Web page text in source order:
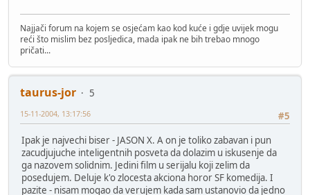
Najjači forum na kojem se osjećam kao kod kuće i gdje uvijek mogu
reći što mislim bez posljedica, mada ipak ne bih trebao mnogo
pričati...
taurus-jor
5
#5
15-11-2004, 13:17:56
Ipak je najvechi biser - JASON X. A on je toliko zabavan i pun
zacudjujuche inteligentnih posveta da dolazim u iskusenje da
ga nazovem solidnim. Jedini film u serijalu koji zelim da
posedujem. Deluje k'o zlocesta akciona horor SF komedija. I
pazite - nisam mogao da verujem kada sam ustanovio da jedno